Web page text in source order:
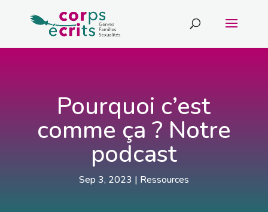
Pourquoi c’est
comme ça ? Notre
podcast
Sep 3, 2023 | Ressources